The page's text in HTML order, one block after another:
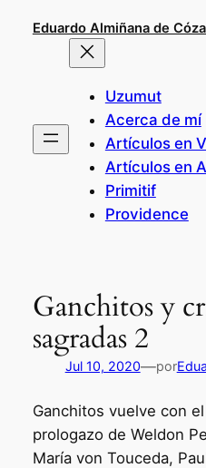
Eduardo Almiñana de
Uzumut
Acerca de mí
Artículos en
Artículos en
Primitif
Providence
Ganchitos y
sagradas 2
Jul 10, 2020—por
Ganchitos vuelve con
prologazo de Weldon
María von Touceda,